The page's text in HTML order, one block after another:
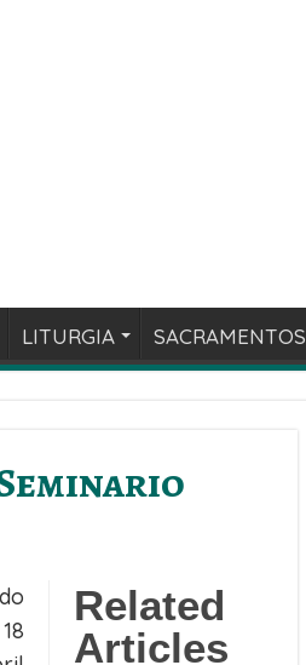
LITURGIA SACRAMENTOS
Related
Articles